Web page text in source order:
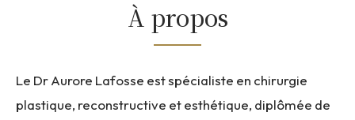
À propos
Le Dr Aurore Lafosse est spécialiste en chirurgie
plastique, reconstructive et esthétique, diplômée de